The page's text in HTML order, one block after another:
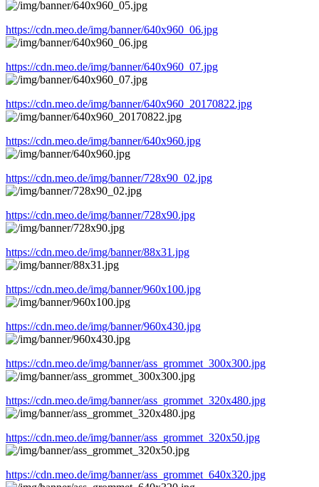
https://cdn.meo.de/img/banner/640x960_06.jpg
https://cdn.meo.de/img/banner/640x960_07.jpg
https://cdn.meo.de/img/banner/640x960_20170822.jpg
https://cdn.meo.de/img/banner/640x960.jpg
https://cdn.meo.de/img/banner/728x90_02.jpg
https://cdn.meo.de/img/banner/728x90.jpg
https://cdn.meo.de/img/banner/88x31.jpg
https://cdn.meo.de/img/banner/960x100.jpg
https://cdn.meo.de/img/banner/960x430.jpg
https://cdn.meo.de/img/banner/ass_grommet_300x300.jpg
https://cdn.meo.de/img/banner/ass_grommet_320x480.jpg
https://cdn.meo.de/img/banner/ass_grommet_320x50.jpg
https://cdn.meo.de/img/banner/ass_grommet_640x320.jpg